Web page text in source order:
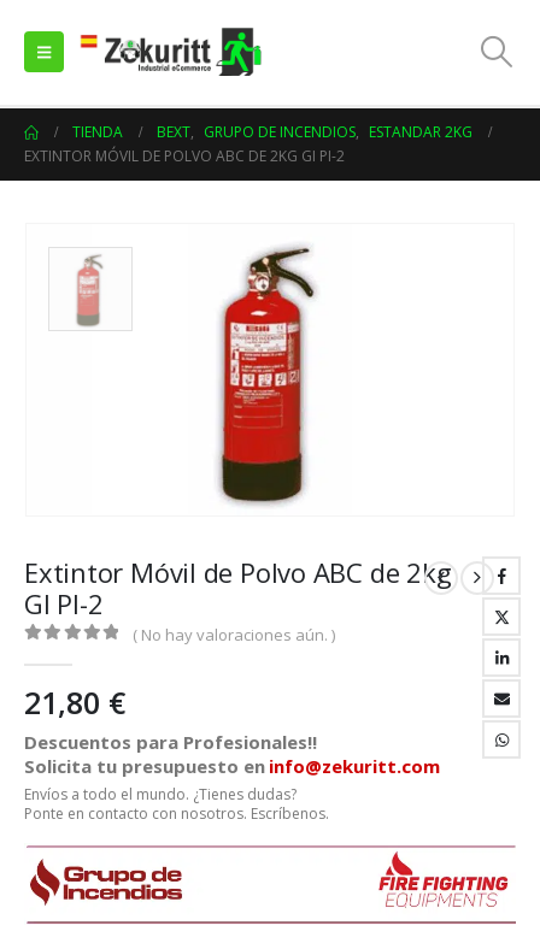
TIENDA BEXT, GRUPO DE INCENDIOS, ESTANDAR 2KG
EXTINTOR MÓVIL DE POLVO ABC DE 2KG GI PI-2
Extintor Móvil de Polvo ABC de 2kg
GI PI-2
( No hay valoraciones aún. )
21,80 €
Descuentos para Profesionales!!
Solicita tu presupuesto en info@zekuritt.com
Envíos a todo el mundo. ¿Tienes dudas?
Ponte en contacto con nosotros. Escríbenos.